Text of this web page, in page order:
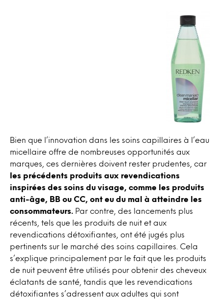
Bien que l’innovation dans les soins capillaires à l’eau
micellaire offre de nombreuses opportunités aux
marques, ces dernières doivent rester prudentes, car
les précédents produits aux revendications
inspirées des soins du visage, comme les produits
anti-âge, BB ou CC, ont eu du mal à atteindre les
consommateurs.
Par contre, des lancements plus
récents, tels que les produits de nuit et aux
revendications détoxifiantes, ont été jugés plus
pertinents sur le marché des soins capillaires. Cela
s’explique principalement par le fait que les produits
de nuit peuvent être utilisés pour obtenir des cheveux
éclatants de santé, tandis que les revendications
détoxifiantes s’adressent aux adultes qui sont